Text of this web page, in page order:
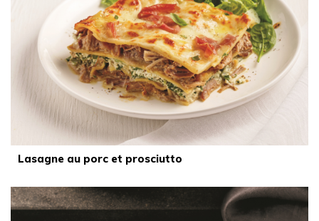
Lasagne au porc et prosciutto